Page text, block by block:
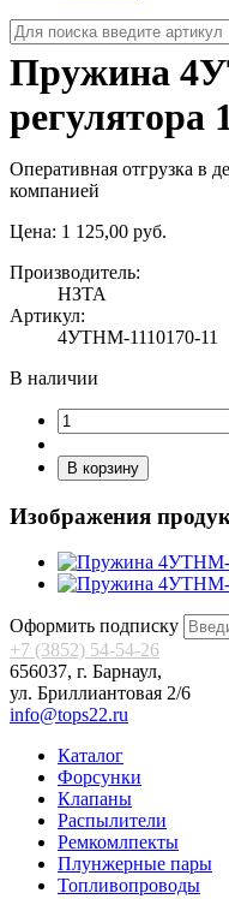
Пружина
регулятора
Оперативная отгрузка в
компанией
Цена: 1 125,00 руб.
Производитель:
НЗТА
Артикул:
4УТНМ-1110170-11
В наличии
В корзину
Изображения
Оформить подписку
+7 (3852) 54-54-26
656037, г. Барнаул,
ул. Бриллиантовая 2/6
info@tops22.ru
Каталог
Форсунки
Клапаны
Распылители
Ремкомлпекты
Плунжерные пары
Топливопроводы